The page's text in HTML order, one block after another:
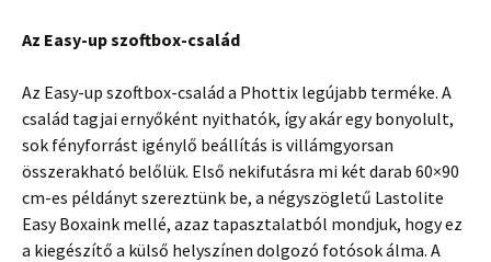
Az Easy-up szoftbox-család
Az Easy-up szoftbox-család a Phottix legújabb terméke. A
család tagjai ernyőként nyithatók, így akár egy bonyolult,
sok fényforrást igénylő beállítás is villámgyorsan
összerakható belőlük. Első nekifutásra mi két darab 60×90
cm-es példányt szereztünk be, a négyszögletű Lastolite
Easy Boxaink mellé, azaz tapasztalatból mondjuk, hogy ez
a kiegészítő a külső helyszínen dolgozó fotósok álma. A